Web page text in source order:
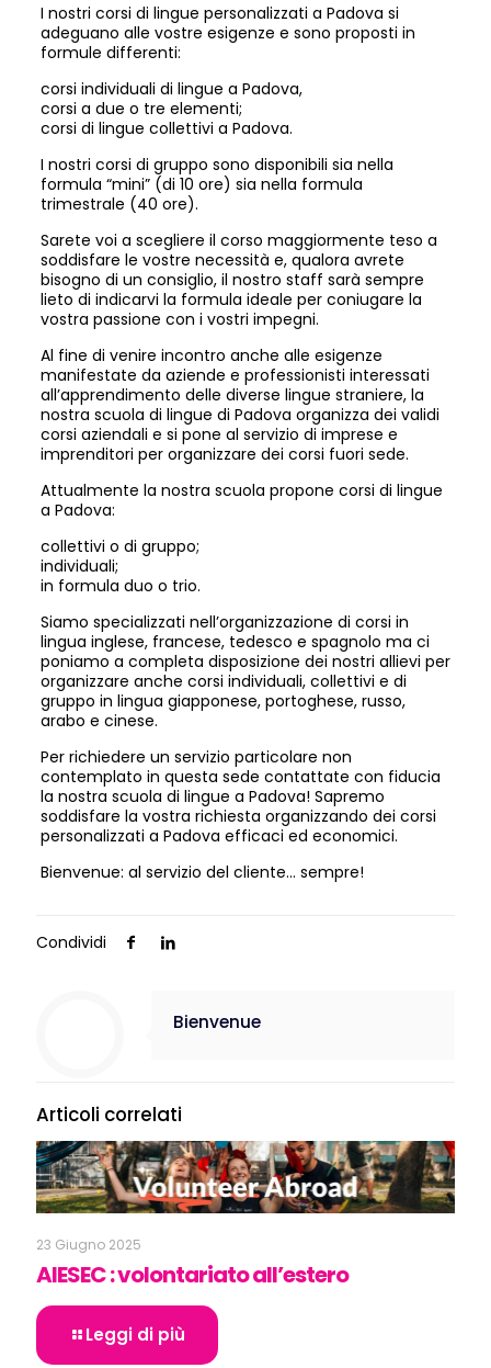
I nostri corsi di lingue personalizzati a Padova si
adeguano alle vostre esigenze e sono proposti in
formule differenti:
corsi individuali di lingue a Padova,
corsi a due o tre elementi;
corsi di lingue collettivi a Padova.
I nostri corsi di gruppo sono disponibili sia nella
formula “mini” (di 10 ore) sia nella formula
trimestrale (40 ore).
Sarete voi a scegliere il corso maggiormente teso a
soddisfare le vostre necessità e, qualora avrete
bisogno di un consiglio, il nostro staff sarà sempre
lieto di indicarvi la formula ideale per coniugare la
vostra passione con i vostri impegni.
Al fine di venire incontro anche alle esigenze
manifestate da aziende e professionisti interessati
all’apprendimento delle diverse lingue straniere, la
nostra scuola di lingue di Padova organizza dei validi
corsi aziendali e si pone al servizio di imprese e
imprenditori per organizzare dei corsi fuori sede.
Attualmente la nostra scuola propone corsi di lingue
a Padova:
collettivi o di gruppo;
individuali;
in formula duo o trio.
Siamo specializzati nell’organizzazione di corsi in
lingua inglese, francese, tedesco e spagnolo ma ci
poniamo a completa disposizione dei nostri allievi per
organizzare anche corsi individuali, collettivi e di
gruppo in lingua giapponese, portoghese, russo,
arabo e cinese.
Per richiedere un servizio particolare non
contemplato in questa sede contattate con fiducia
la nostra scuola di lingue a Padova! Sapremo
soddisfare la vostra richiesta organizzando dei corsi
personalizzati a Padova efficaci ed economici.
Bienvenue: al servizio del cliente… sempre!
Condividi
Bienvenue
Articoli correlati
23 Giugno 2025
AIESEC : volontariato all’estero
Leggi di più